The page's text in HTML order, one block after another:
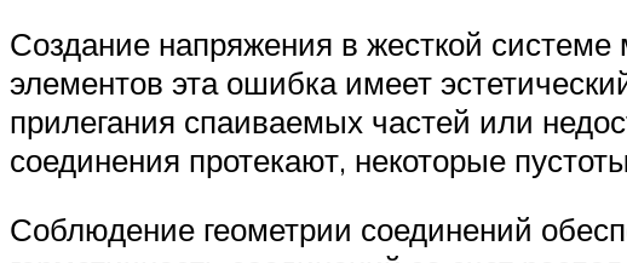
Создание напряжения в жесткой системе
элементов эта ошибка имеет
прилегания спаиваемых частей или
соединения протекают, некоторые
Соблюдение геометрии соединений